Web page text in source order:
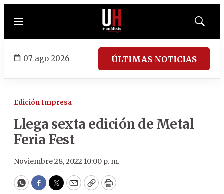
Menú
Mostrar
07 ago 2026 ÚLTIMAS NOTICIAS
Edición Impresa
Llega sexta edición de Metal
Feria Fest
Noviembre 28, 2022 10:00 p. m.
WhatsApp
Facebook
Twitter
EmailCopyPrint